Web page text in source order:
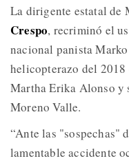
La dirigente estatal de
Crespo, recriminó el
nacional panista
helicopterazo del
Martha Erika Alonso y
Moreno Valle.
“Ante las "sospechas"
lamentable accidente